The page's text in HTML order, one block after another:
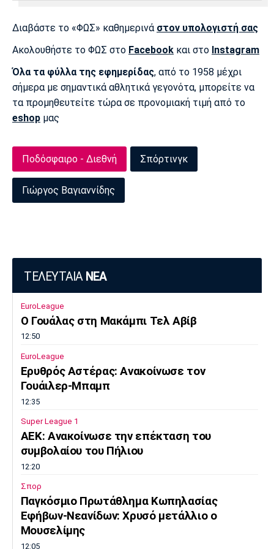
Διαβάστε το «ΦΩΣ» καθημερινά στον υπολογιστή σας
Ακολουθήστε το ΦΩΣ στο Facebook και στο Instagram
Όλα τα φύλλα της εφημερίδας, από το 1958 μέχρι
σήμερα με σημαντικά αθλητικά γεγονότα, μπορείτε να
τα προμηθευτείτε τώρα σε προνομιακή τιμή από το
eshop μας
Ποδόσφαιρο - Διεθνή Σπόρτινγκ
Γιώργος Βαγιαννίδης
ΤΕΛΕΥΤΑΙΑ ΝΕΑ
EuroLeague
Ο Γουάλας στη Μακάμπι Τελ Αβίβ
12:50
EuroLeague
Ερυθρός Αστέρας: Ανακοίνωσε τον
Γουάιλερ-Μπαμπ
12:35
Super League 1
ΑΕΚ: Ανακοίνωσε την επέκταση του
συμβολαίου του Πήλιου
12:20
Σπορ
Παγκόσμιο Πρωτάθλημα Κωπηλασίας
Εφήβων-Νεανίδων: Χρυσό μετάλλιο ο
Μουσελίμης
12:05